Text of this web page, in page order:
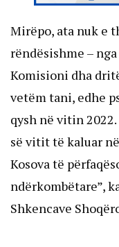
Mirëpo, ata nuk e
rëndësishme –
Komisioni dha
vetëm tani, edhe
qysh në vitin
së vitit të kaluar
Kosova të
ndërkombëtare”,
Shkencave